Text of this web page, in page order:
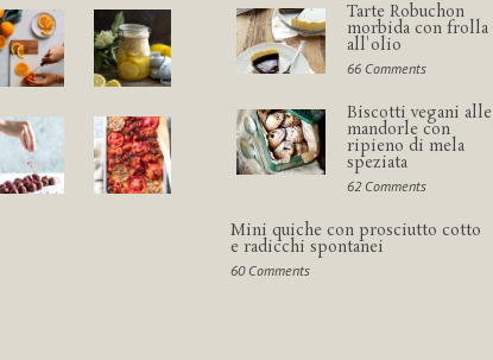
Tarte Robuchon
morbida con frolla
all'olio
66 Comments
Biscotti vegani alle
mandorle con
ripieno di mela
speziata
62 Comments
Mini quiche con prosciutto cotto
e radicchi spontanei
60 Comments